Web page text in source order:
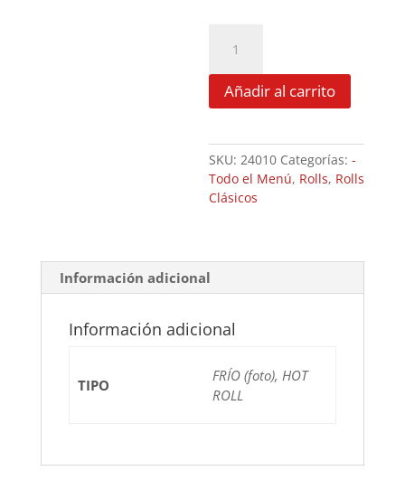
York
Phila
cantidad
Añadir al carrito
SKU:24010 Categorías:-
Todo el Menú, Rolls, Rolls
Clásicos
Información adicional
Información adicional
TIPO
FRÍO (foto), HOT
ROLL